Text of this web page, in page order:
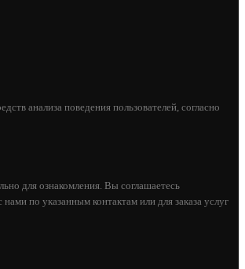
анализа поведения пользователей, согласно
для ознакомления. Вы соглашаетесь
по указанным контактам или для заказа услуг